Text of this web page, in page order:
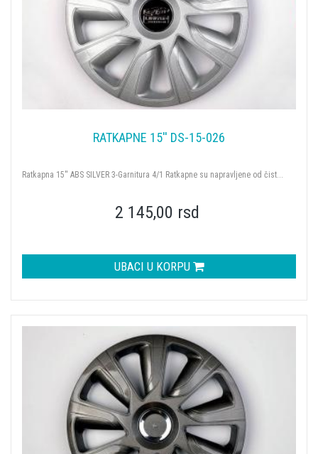
RATKAPNE 15'' DS-15-026
Ratkapna 15'' ABS SILVER 3-Garnitura 4/1 Ratkapne su napravljene od čist...
2 145,00 rsd
UBACI U KORPU